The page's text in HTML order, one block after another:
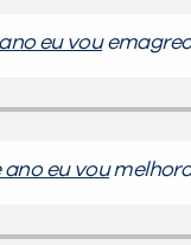
eu vou
ano eu vou